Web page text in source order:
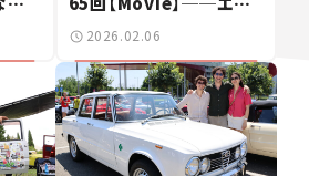
？
ジン版ついに本国で発
2026.02.06